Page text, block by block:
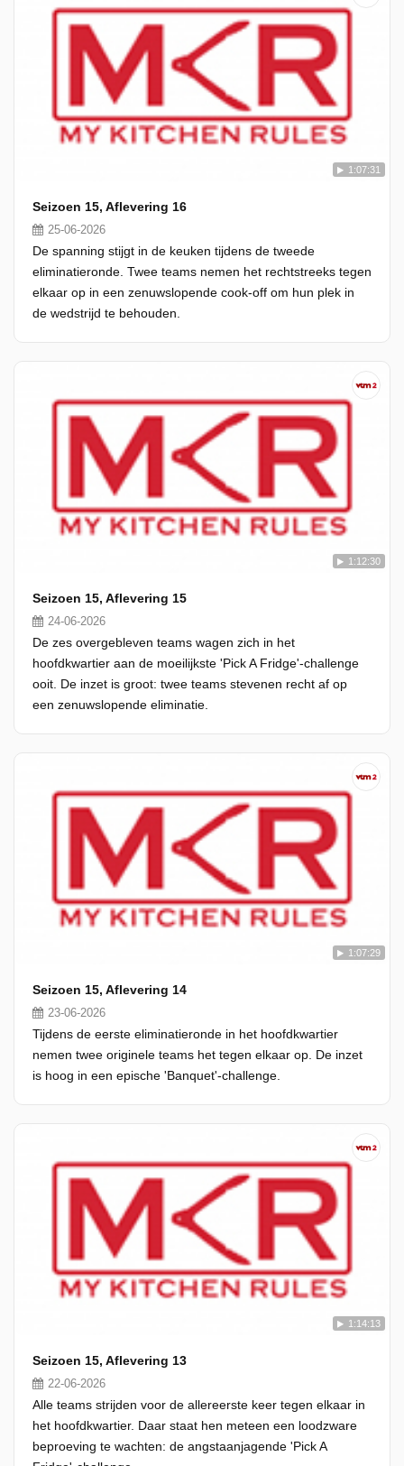
1:07:31
Seizoen 15, Aflevering 16
25-06-2026
De spanning stijgt in de keuken tijdens de tweede
eliminatieronde. Twee teams nemen het rechtstreeks tegen
elkaar op in een zenuwslopende cook-off om hun plek in
de wedstrijd te behouden.
1:12:30
Seizoen 15, Aflevering 15
24-06-2026
De zes overgebleven teams wagen zich in het
hoofdkwartier aan de moeilijkste 'Pick A Fridge'-challenge
ooit. De inzet is groot: twee teams stevenen recht af op
een zenuwslopende eliminatie.
1:07:29
Seizoen 15, Aflevering 14
23-06-2026
Tijdens de eerste eliminatieronde in het hoofdkwartier
nemen twee originele teams het tegen elkaar op. De inzet
is hoog in een epische 'Banquet'-challenge.
1:14:13
Seizoen 15, Aflevering 13
22-06-2026
Alle teams strijden voor de allereerste keer tegen elkaar in
het hoofdkwartier. Daar staat hen meteen een loodzware
beproeving te wachten: de angstaanjagende 'Pick A